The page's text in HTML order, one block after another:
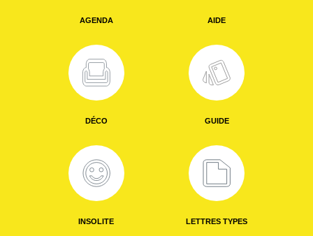
AGENDA AIDE
DÉCO GUIDE
INSOLITE LETTRES TYPES